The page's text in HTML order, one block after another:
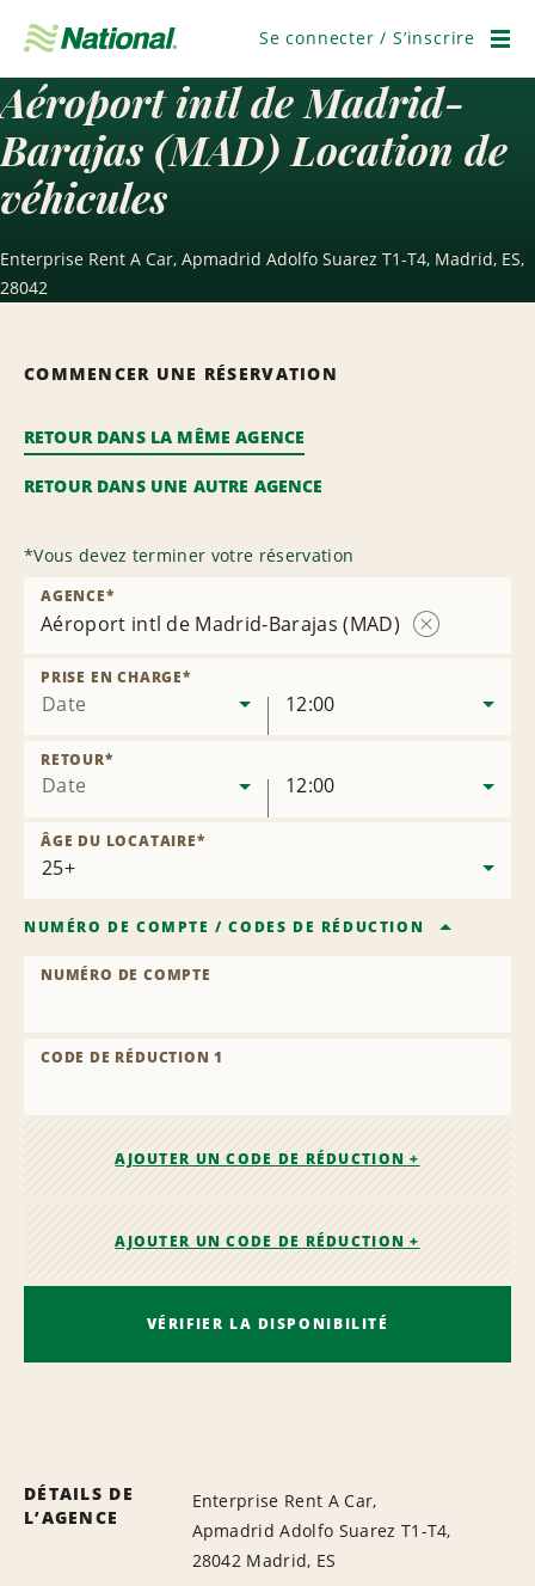
navigation
Se connecter / S’inscrire
Aéroport intl de Madrid-
Barajas (MAD) Location de
véhicules
Enterprise Rent A Car, Apmadrid Adolfo Suarez T1-T4, Madrid, ES,
28042
COMMENCER UNE RÉSERVATION
RETOUR DANS LA MÊME AGENCE
RETOUR DANS UNE AUTRE AGENCE
*Vous devez terminer votre réservation
Aéroport intl de Madrid-Barajas (MAD)
AGENCE*
Date
PRISE EN CHARGE*
12:00
Date
RETOUR*
12:00
ÂGE DU LOCATAIRE*
NUMÉRO DE COMPTE /CODES DE RÉDUCTION
NUMÉRO DE COMPTE
CODE DE RÉDUCTION 1
AJOUTER UN CODE DE RÉDUCTION +
AJOUTER UN CODE DE RÉDUCTION +
VÉRIFIER LA DISPONIBILITÉ
DÉTAILS DE
L’AGENCE
Enterprise Rent A Car,
Apmadrid Adolfo Suarez T1-T4,
28042 Madrid, ES